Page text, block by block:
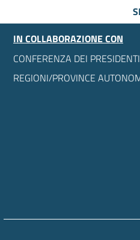
IN COLLABORAZIONE CON
CONFERENZA DEI
REGIONI/PROVINCE